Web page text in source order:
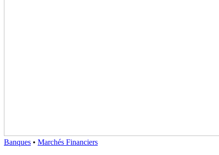
Banques • Marchés Financiers